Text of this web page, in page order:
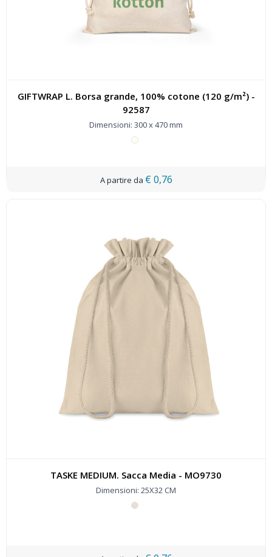
GIFTWRAP L. Borsa grande, 100% cotone (120 g/m²) -
92587
Dimensioni: 300 x 470 mm
€ 0,76
TASKE MEDIUM. Sacca Media - MO9730
Dimensioni: 25X32 CM